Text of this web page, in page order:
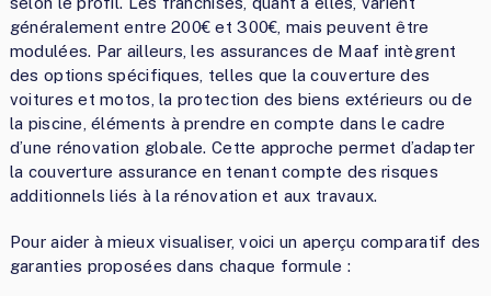
généralement entre 200€ et 300€, mais peuvent être
modulées. Par ailleurs, les assurances de Maaf intègrent
des options spécifiques, telles que la couverture des
voitures et motos, la protection des biens extérieurs ou de
la piscine, éléments à prendre en compte dans le cadre
d’une rénovation globale. Cette approche permet d’adapter
la couverture assurance en tenant compte des risques
additionnels liés à la rénovation et aux travaux.
Pour aider à mieux visualiser, voici un aperçu comparatif des
garanties proposées dans chaque formule :